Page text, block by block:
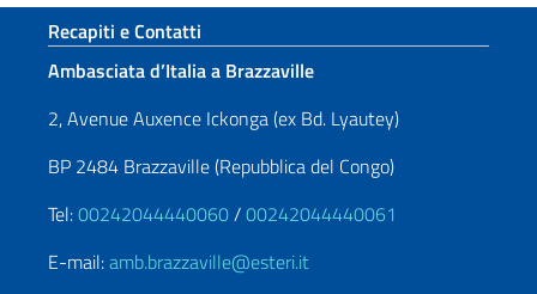
Paginazione
Sezione footer
Recapiti e Contatti
Ambasciata d’Italia a Brazzaville
2, Avenue Auxence Ickonga (ex Bd. Lyautey)
BP 2484 Brazzaville (Repubblica del Congo)
Tel:00242044440060/00242044440061
E-mail:amb.brazzaville@esteri.it